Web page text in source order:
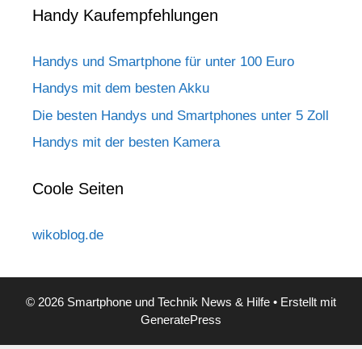
Handy Kaufempfehlungen
Handys und Smartphone für unter 100 Euro
Handys mit dem besten Akku
Die besten Handys und Smartphones unter 5 Zoll
Handys mit der besten Kamera
Coole Seiten
wikoblog.de
© 2026 Smartphone und Technik News & Hilfe • Erstellt mit
GeneratePress